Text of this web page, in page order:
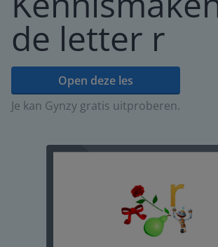
de letter r
Open deze les
Je kan Gynzy gratis uitproberen.